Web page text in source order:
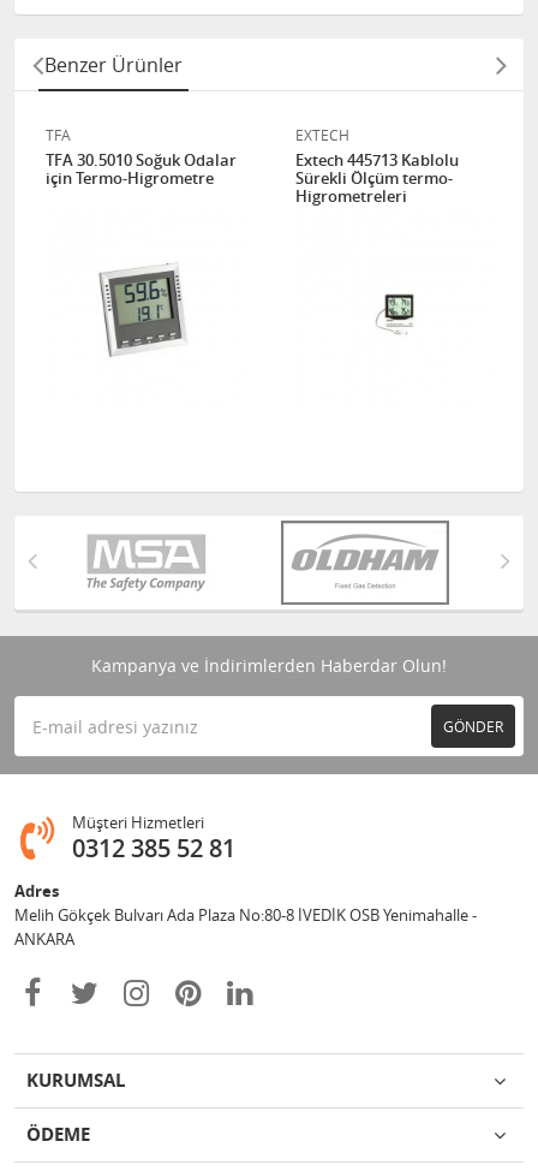
Benzer Ürünler
TFA
TFA 30.5010 Soğuk Odalar
için Termo-Higrometre
EXTECH
Extech 445713 Kablolu
Sürekli Ölçüm termo-
Higrometreleri
Kampanya ve İndirimlerden Haberdar Olun!
GÖNDER
Müşteri Hizmetleri
0312 385 52 81
Adres
Melih Gökçek Bulvarı Ada Plaza No:80-8 İVEDİK OSB Yenimahalle -
ANKARA
KURUMSAL
ÖDEME